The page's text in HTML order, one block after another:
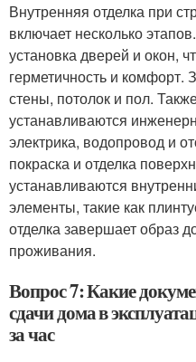
Внутренняя отделка при
включает несколько
установка дверей и окон,
герметичность и комфорт.
стены, потолок и пол.
устанавливаются
электрика, водопровод и
покраска и отделка
устанавливаются
элементы, такие как
отделка завершает образ
проживания.
Вопрос 7: Какие
сдачи дома в
за час